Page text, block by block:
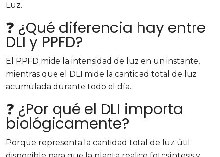
Luz.
❓ ¿Qué diferencia hay entre
DLI y PPFD?
El PPFD mide la intensidad de luz en un instante,
mientras que el DLI mide la cantidad total de luz
acumulada durante todo el día.
❓ ¿Por qué el DLI importa
biológicamente?
Porque representa la cantidad total de luz útil